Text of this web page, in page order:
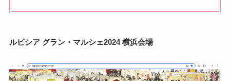
ルピシア グラン・マルシェ2024 横浜会場